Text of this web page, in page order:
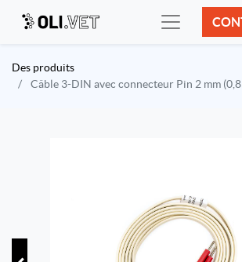
Des produits
Câble 3-DIN avec connecteur Pin 2 mm